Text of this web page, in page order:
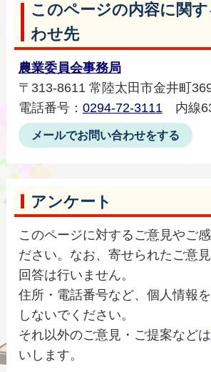
このページの内容に関
わせ先
農業委員会事務局
〒313-8611 常陸太田市金井町
電話番号： 0294-72-3111 内線
メールでお問い合わせをする
アンケート
このページに対するご意見やご
ださい。なお、寄せられたご意
回答は行いません。
住所・電話番号など、個人情報
しないでください。
それ以外のご意見・ご提案などは
いします。